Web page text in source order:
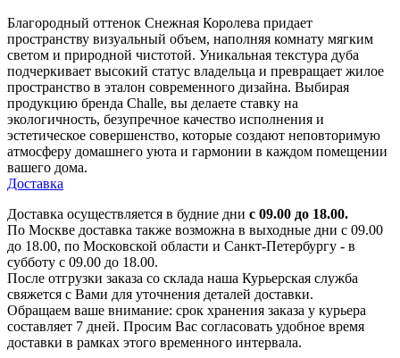
Благородный оттенок Снежная Королева придает
пространству визуальный объем, наполняя комнату мягким
светом и природной чистотой. Уникальная текстура дуба
подчеркивает высокий статус владельца и превращает жилое
пространство в эталон современного дизайна. Выбирая
продукцию бренда Challe, вы делаете ставку на
экологичность, безупречное качество исполнения и
эстетическое совершенство, которые создают неповторимую
атмосферу домашнего уюта и гармонии в каждом помещении
вашего дома.
Доставка
Доставка осуществляется в будние дни с 09.00 до 18.00.
По Москве доставка также возможна в выходные дни с 09.00
до 18.00, по Московской области и Санкт-Петербургу - в
субботу с 09.00 до 18.00.
После отгрузки заказа со склада наша Курьерская служба
свяжется с Вами для уточнения деталей доставки.
Обращаем ваше внимание: срок хранения заказа у курьера
составляет 7 дней. Просим Вас согласовать удобное время
доставки в рамках этого временного интервала.